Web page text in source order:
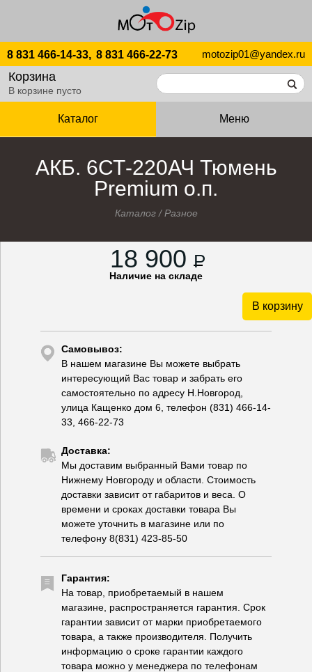
8 831 466-14-33, 8 831 466-22-73 motozip01@yandex.ru
Корзина
В корзине пусто
Каталог Меню
АКБ. 6СТ-220АЧ Тюмень
Premium о.п.
Каталог/Разное
18 900 P
Наличие на складе
В корзину
Самовывоз:
В нашем магазине Вы можете выбрать
интересующий Вас товар и забрать его
самостоятельно по адресу Н.Новгород,
улица Кащенко дом 6, телефон (831) 466-14-
33, 466-22-73
Доставка:
Мы доставим выбранный Вами товар по
Нижнему Новгороду и области. Стоимость
доставки зависит от габаритов и веса. О
времени и сроках доставки товара Вы
можете уточнить в магазине или по
телефону 8(831) 423-85-50
Гарантия:
На товар, приобретаемый в нашем
магазине, распространяется гарантия. Срок
гарантии зависит от марки приобретаемого
товара, а также производителя. Получить
информацию о сроке гарантии каждого
товара можно у менеджера по телефонам